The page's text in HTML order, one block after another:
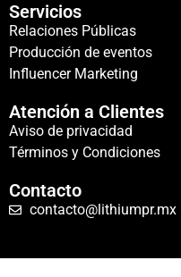
Servicios
Relaciones Públicas
Producción de eventos
Influencer Marketing
Atención a Clientes
Aviso de privacidad
Términos y Condiciones
Contacto
contacto@lithiumpr.mx